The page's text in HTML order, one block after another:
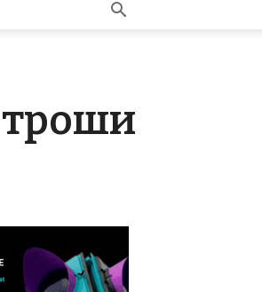
троши